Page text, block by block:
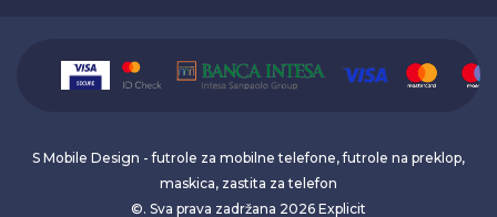
S Mobile Design - futrole za mobilne telefone, futrole na preklop,
maskica, zastita za telefon
©. Sva prava zadržana 2026 Explicit